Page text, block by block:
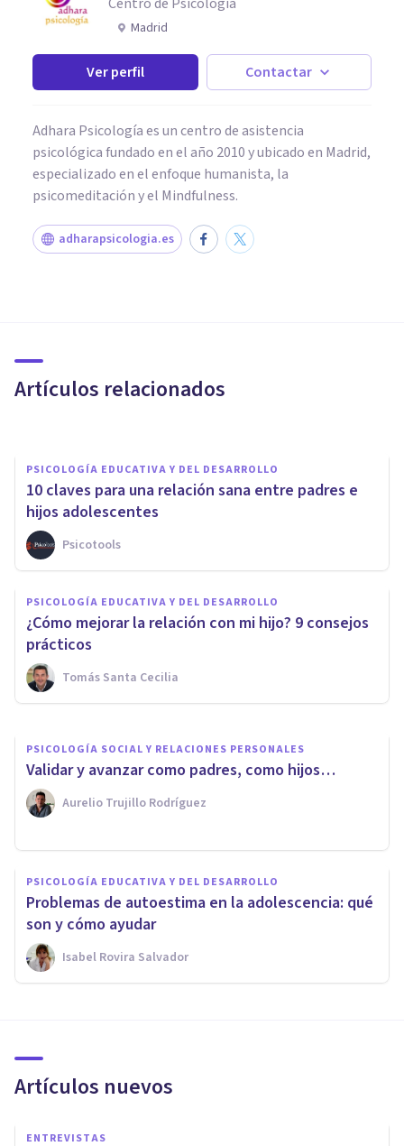
Madrid
Ver perfil Contactar
Adhara Psicología es un centro de asistencia
psicológica fundado en el año 2010 y ubicado en Madrid,
especializado en el enfoque humanista, la
psicomeditación y el Mindfulness.
adharapsicologia.es
Artículos relacionados
padres en apuros
PSICOLOGÍA EDUCATIVA Y DEL DESARROLLO
10 claves para una relación sana entre padres e
hijos adolescentes
Psicotools
PSICOLOGÍA EDUCATIVA Y DEL DESARROLLO
¿Cómo mejorar la relación con mi hijo? 9 consejos
prácticos
Tomás Santa Cecilia
Familias permisivas: los 4
riesgos de este tipo de crianza
Isabel Rovira Salvador
PSICOLOGÍA SOCIAL Y RELACIONES PERSONALES
Validar y avanzar como padres, como hijos…
Aurelio Trujillo Rodríguez
PSICOLOGÍA EDUCATIVA Y DEL DESARROLLO
Problemas de autoestima en la adolescencia: qué
son y cómo ayudar
Isabel Rovira Salvador
Artículos nuevos
ENTREVISTAS